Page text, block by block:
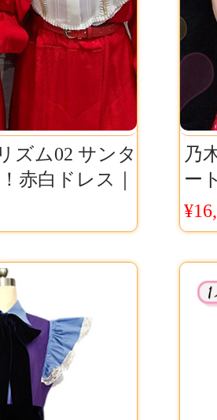
ズム02 サンタ
赤白ドレス｜
夏ほか出演
ム
乃
ー
ス
木
イ